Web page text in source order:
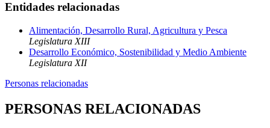
Entidades relacionadas
Alimentación, Desarrollo Rural, Agricultura y Pesca
Legislatura XIII
Desarrollo Económico, Sostenibilidad y Medio Ambiente
Legislatura XII
Personas relacionadas
PERSONAS RELACIONADAS